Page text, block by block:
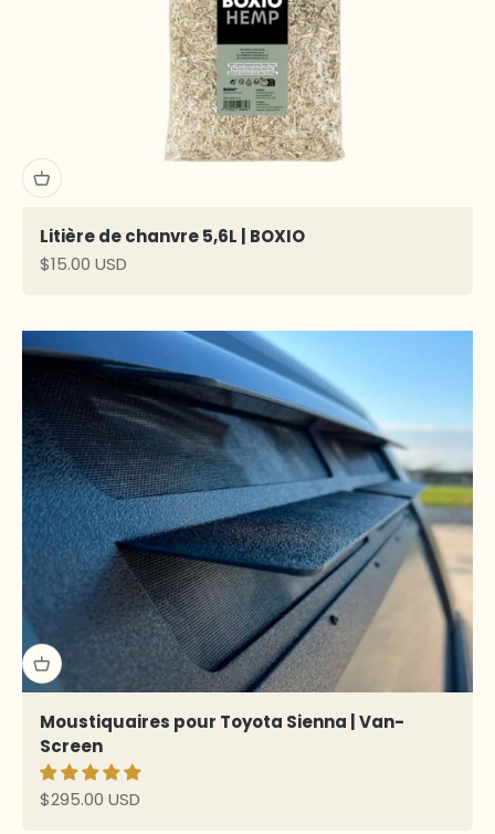
Litière de chanvre 5,6L | BOXIO
Prix de vente
$15.00 USD
Moustiquaires pour Toyota Sienna | Van-
Screen
Prix de vente
$295.00 USD